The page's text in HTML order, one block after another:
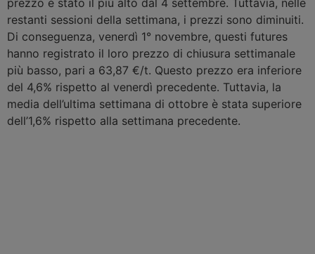
prezzo è stato il più alto dal 4 settembre. Tuttavia, nelle
restanti sessioni della settimana, i prezzi sono diminuiti.
Di conseguenza, venerdì 1° novembre, questi futures
hanno registrato il loro prezzo di chiusura settimanale
più basso, pari a 63,87 €/t. Questo prezzo era inferiore
del 4,6% rispetto al venerdì precedente. Tuttavia, la
media dell’ultima settimana di ottobre è stata superiore
dell’1,6% rispetto alla settimana precedente.